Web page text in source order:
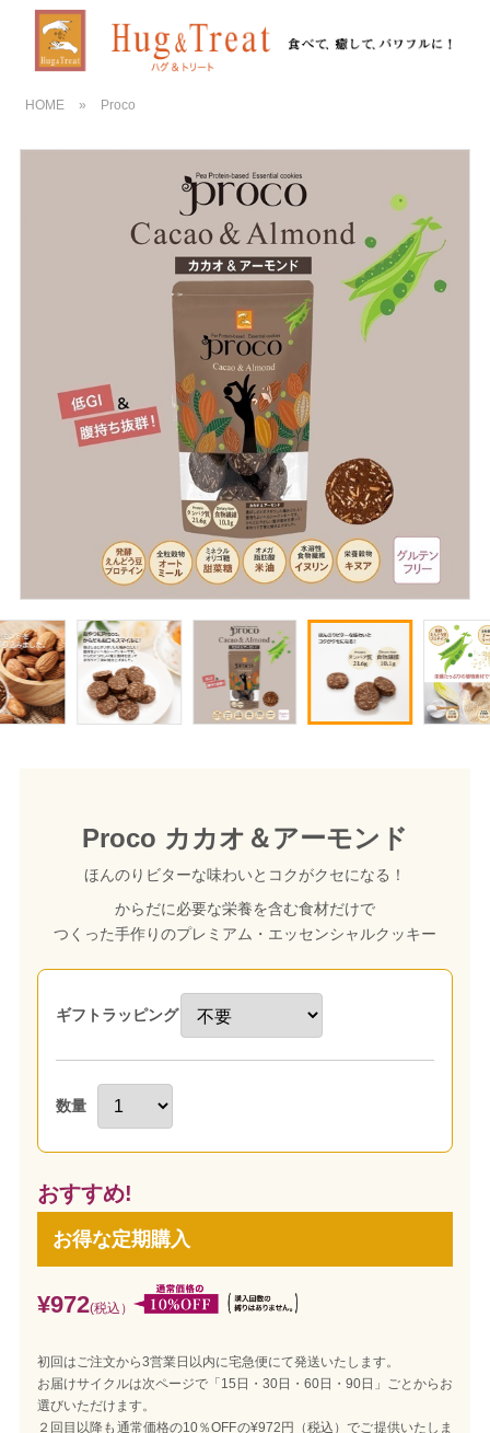
HOME » Proco
Proco カカオ＆アーモンド
ほんのりビターな味わいとコクがクセになる！
からだに必要な栄養を含む食材だけで
つくった手作りのプレミアム・エッセンシャルクッキー
ギフトラッピング
数量
おすすめ!
お得な定期購入
¥972(税込）
初回はご注文から3営業日以内に宅急便にて発送いたします。
お届けサイクルは次ページで「15日・30日・60日・90日」ごとからお
選びいただけます。
２回目以降も通常価格の10％OFFの¥972円（税込）でご提供いたしま